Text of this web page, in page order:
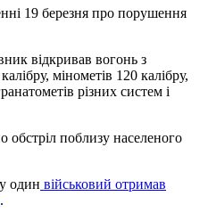
19 березня про порушення
відкривав вогонь з
мінометів 120 калібру,
різних систем і
обстріл поблизу населеного
один військовий отримав
.